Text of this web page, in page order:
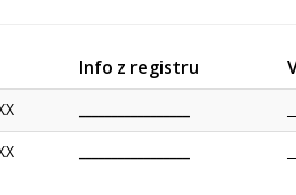
Info z registru